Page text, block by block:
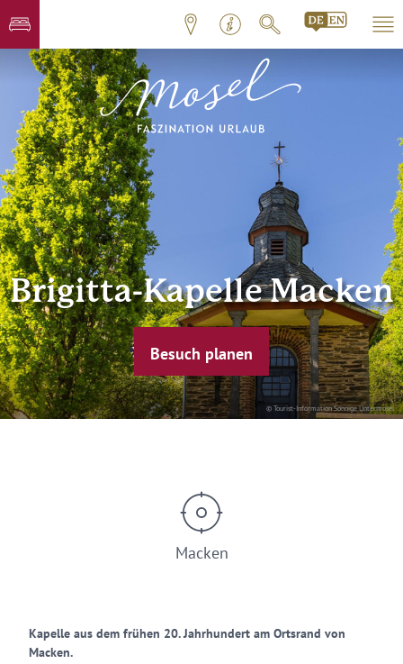
© Tourist-Information Sonnige Untermosel
Brigitta-Kapelle Macken
Besuch planen
Macken
Kapelle aus dem frühen 20. Jahrhundert am Ortsrand von
Macken.